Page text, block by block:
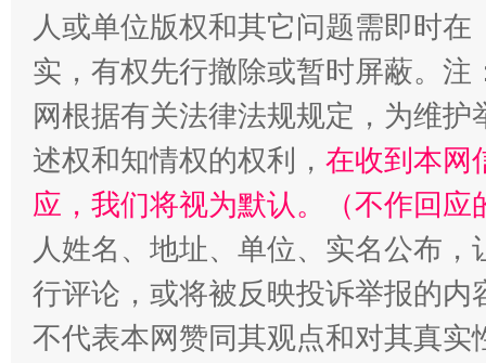
招工难、用工荒背后
人或单位版权和其它问题需即时在
实，有权先行撤除或暂时屏蔽。
网根据有关法律法规规定，为维
述权和知情权的权利， 在收到本网
应，我们将视为默认。（不作回应
人姓名、地址、单位、实名公布
行评论，或将被反映投诉举报的
不代表本网赞同其观点和对其真实